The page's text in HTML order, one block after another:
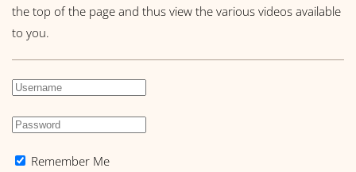
the top of the page and thus view the various videos available
to you.
Remember Me